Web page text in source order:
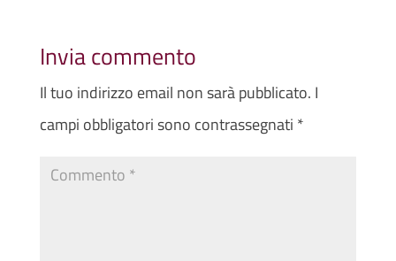
Invia commento
Il tuo indirizzo email non sarà pubblicato. I
campi obbligatori sono contrassegnati *